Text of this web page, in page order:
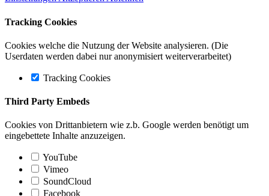
Tracking Cookies
Cookies welche die Nutzung der Website analysieren. (Die
Userdaten werden dabei nur anonymisiert weiterverarbeitet)
Tracking Cookies
Third Party Embeds
Cookies von Drittanbietern wie z.b. Google werden benötigt um
eingebettete Inhalte anzuzeigen.
YouTube
Vimeo
SoundCloud
Facebook